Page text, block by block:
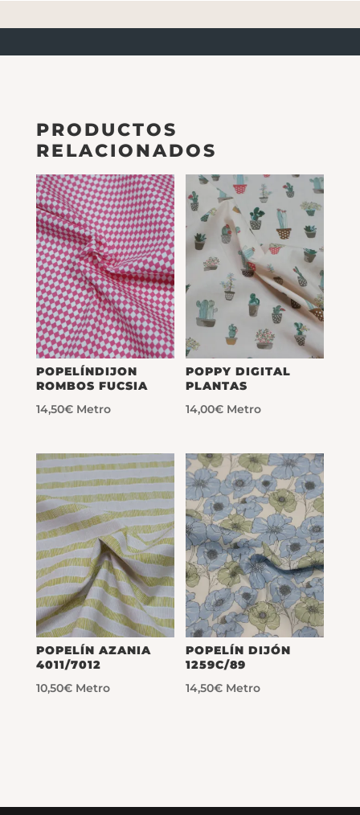
PRODUCTOS
RELACIONADOS
POPELÍNDIJON
ROMBOS FUCSIA
14,50€ Metro
POPPY DIGITAL
PLANTAS
14,00€ Metro
POPELÍN AZANIA
4011/7012
10,50€ Metro
POPELÍN DIJÓN
1259C/89
14,50€ Metro